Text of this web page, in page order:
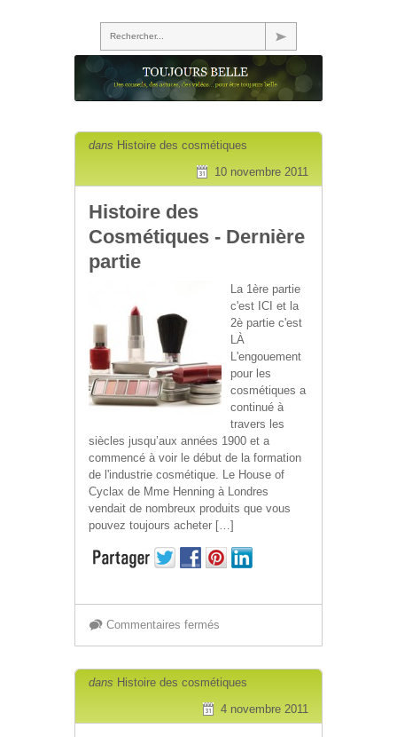
Rechercher...
dans Histoire des cosmétiques
10 novembre 2011
Histoire des
Cosmétiques - Dernière
partie
La 1ère partie
c'est ICI et la
2è partie c'est
LÀ
L'engouement
pour les
cosmétiques a
continué à
travers les
siècles jusqu’aux années 1900 et a
commencé à voir le début de la formation
de l'industrie cosmétique. Le House of
Cyclax de Mme Henning à Londres
vendait de nombreux produits que vous
pouvez toujours acheter […]
Commentaires fermés
des
Lire plus »
dans Histoire des cosmétiques
4 novembre 2011